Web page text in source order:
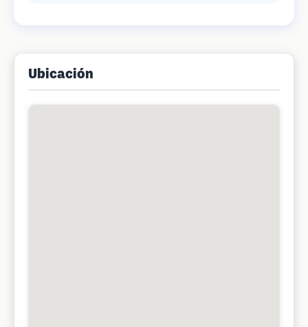
Ubicación